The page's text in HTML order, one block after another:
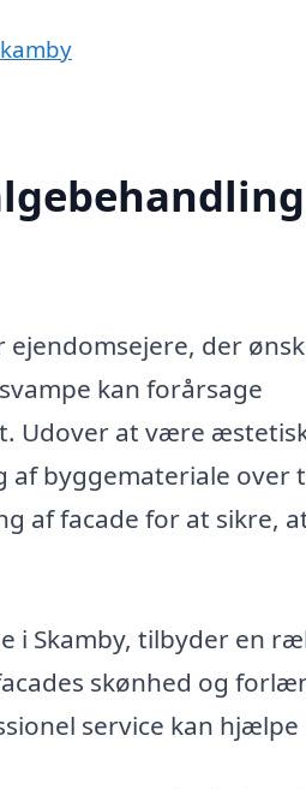
ejendomsejere, der
kan forårsage
Udover at være
af byggemateriale over
af facade for at sikre,
i Skamby, tilbyder en
skønhed og
service kan hjælpe